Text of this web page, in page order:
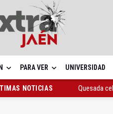
PARA VER UNIVERSIDAD
NOTICIAS
Quesada